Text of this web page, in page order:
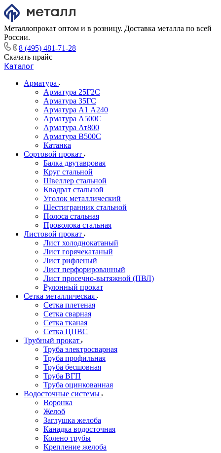
Металлопрокат оптом и в розницу. Доставка металла по всей
России.
8 (495) 481-71-28
Скачать прайс
Каталог
Арматура
Арматура 25Г2С
Арматура 35ГС
Арматура А1 А240
Арматура А500С
Арматура Ат800
Арматура В500С
Катанка
Сортовой прокат
Балка двутавровая
Круг стальной
Швеллер стальной
Квадрат стальной
Уголок металлический
Шестигранник стальной
Полоса стальная
Проволока стальная
Листовой прокат
Лист холоднокатаный
Лист горячекатаный
Лист рифленый
Лист перфорированный
Лист просечно-вытяжной (ПВЛ)
Рулонный прокат
Сетка металлическая
Сетка плетеная
Сетка сварная
Сетка тканая
Сетка ЦПВС
Трубный прокат
Труба электросварная
Труба профильная
Труба бесшовная
Труба ВГП
Труба оцинкованная
Водосточные системы
Воронка
Желоб
Заглушка желоба
Канадка водосточная
Колено трубы
Крепление желоба